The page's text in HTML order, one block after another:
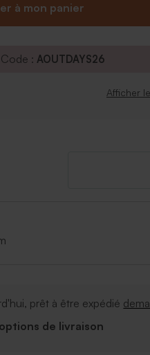
à mon panier
Code :AOUTDAYS26
Afficher
prêt à être expédié
de livraison